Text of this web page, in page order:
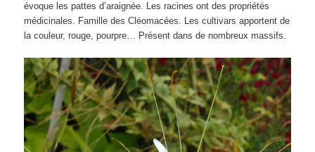
évoque les pattes d’araignée. Les racines ont des propriétés
médicinales. Famille des Cléomacées. Les cultivars apportent de
la couleur, rouge, pourpre… Présent dans de nombreux massifs.